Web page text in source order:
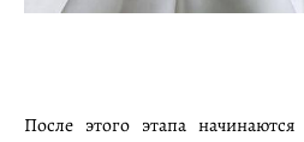
После этого этапа